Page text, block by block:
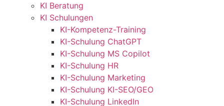
KI Beratung
KI Schulungen
KI-Kompetenz-Training
KI-Schulung ChatGPT
KI-Schulung MS Copilot
KI-Schulung HR
KI-Schulung Marketing
KI-Schulung KI-SEO/GEO
KI-Schulung LinkedIn